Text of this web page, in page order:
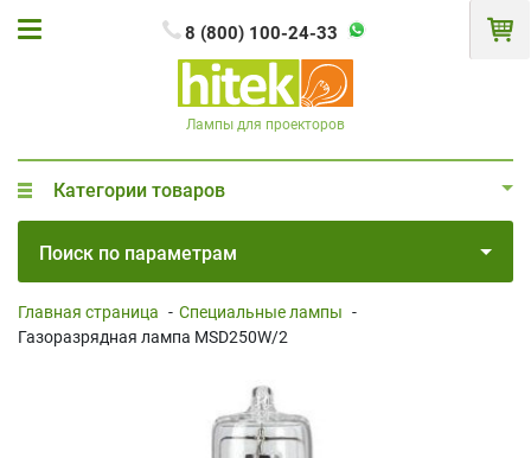
8 (800) 100-24-33
Лампы для проекторов
Категории товаров
Поиск по параметрам
Главная страница - Специальные лампы -
Газоразрядная лампа MSD250W/2